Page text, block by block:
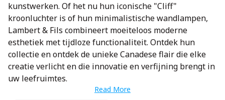
kunstwerken. Of het nu hun iconische "Cliff"
kroonluchter is of hun minimalistische wandlampen,
Lambert & Fils combineert moeiteloos moderne
esthetiek met tijdloze functionaliteit. Ontdek hun
collectie en ontdek de unieke Canadese flair die elke
creatie verlicht en die innovatie en verfijning brengt in
uw leefruimtes.
Read More